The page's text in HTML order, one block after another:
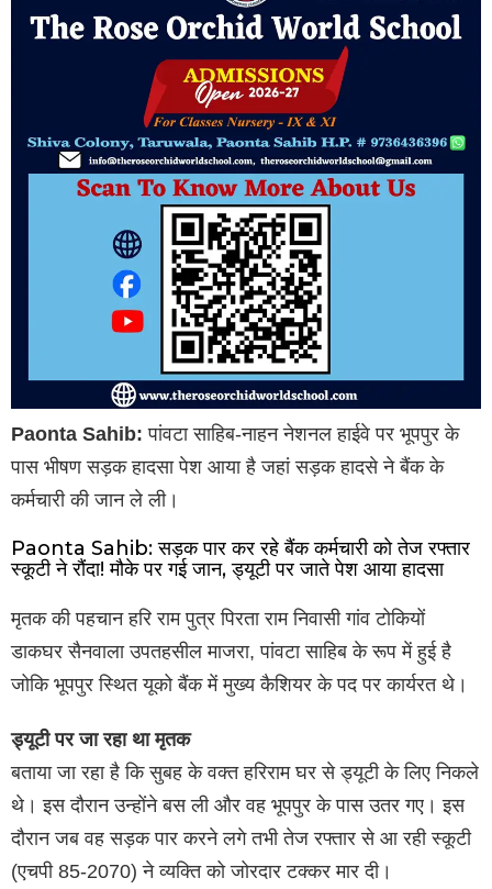
Paonta Sahib: पांवटा साहिब-नाहन नेशनल हाईवे पर भूपपुर के
पास भीषण सड़क हादसा पेश आया है जहां सड़क हादसे ने बैंक के
कर्मचारी की जान ले ली।
Paonta Sahib: सड़क पार कर रहे बैंक कर्मचारी को तेज रफ्तार
स्कूटी ने रौंदा! मौके पर गई जान, ड्यूटी पर जाते पेश आया हादसा
मृतक की पहचान हरि राम पुत्र पिरता राम निवासी गांव टोकियों
डाकघर सैनवाला उपतहसील माजरा, पांवटा साहिब के रूप में हुई है
जोकि भूपपुर स्थित यूको बैंक में मुख्य कैशियर के पद पर कार्यरत थे।
ड्यूटी पर जा रहा था मृतक
बताया जा रहा है कि सुबह के वक्त हरिराम घर से ड्यूटी के लिए निकले
थे। इस दौरान उन्होंने बस ली और वह भूपपुर के पास उतर गए। इस
दौरान जब वह सड़क पार करने लगे तभी तेज रफ्तार से आ रही स्कूटी
(एचपी 85-2070) ने व्यक्ति को जोरदार टक्कर मार दी।